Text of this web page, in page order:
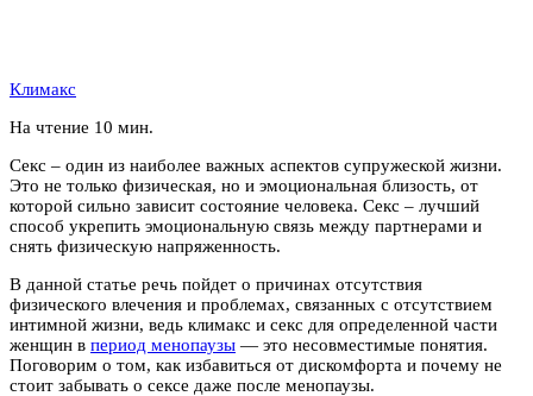
Климакс
На чтение 10 мин.
Секс – один из наиболее важных аспектов супружеской жизни.
Это не только физическая, но и эмоциональная близость, от
которой сильно зависит состояние человека. Секс – лучший
способ укрепить эмоциональную связь между партнерами и
снять физическую напряженность.
В данной статье речь пойдет о причинах отсутствия
физического влечения и проблемах, связанных с отсутствием
интимной жизни, ведь климакс и секс для определенной части
женщин в период менопаузы — это несовместимые понятия.
Поговорим о том, как избавиться от дискомфорта и почему не
стоит забывать о сексе даже после менопаузы.